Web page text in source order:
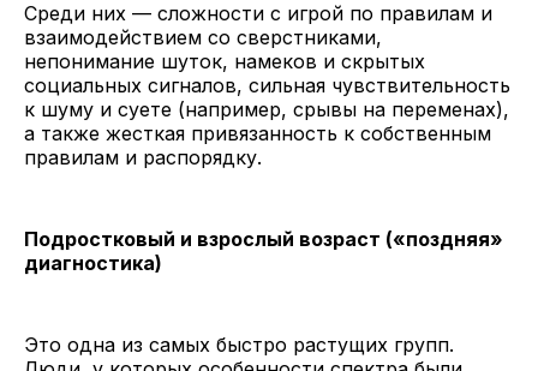
Среди них — сложности с игрой по правилам и
взаимодействием со сверстниками,
непонимание шуток, намеков и скрытых
социальных сигналов, сильная чувствительность
к шуму и суете (например, срывы на переменах),
а также жесткая привязанность к собственным
правилам и распорядку.
Подростковый и взрослый возраст («поздняя»
диагностика)
Это одна из самых быстро растущих групп.